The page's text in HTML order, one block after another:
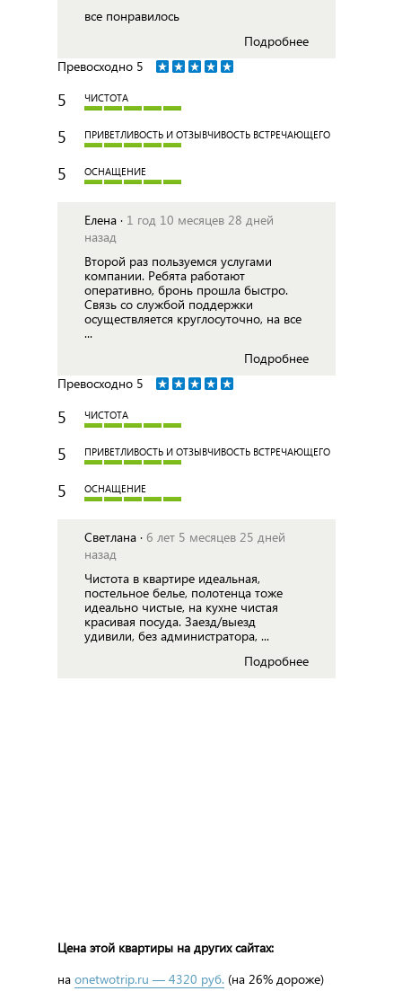
все понравилось
Подробнее
Превосходно 5
5 ЧИСТОТА
5 ПРИВЕТЛИВОСТЬ И ОТЗЫВЧИВОСТЬ ВСТРЕЧАЮЩЕГО
5 ОСНАЩЕНИЕ
Елена · 1 год 10 месяцев 28 дней
назад
Второй раз пользуемся услугами
компании. Ребята работают
оперативно, бронь прошла быстро.
Связь со службой поддержки
осуществляется круглосуточно, на все
...
Подробнее
Превосходно 5
5 ЧИСТОТА
5 ПРИВЕТЛИВОСТЬ И ОТЗЫВЧИВОСТЬ ВСТРЕЧАЮЩЕГО
5 ОСНАЩЕНИЕ
Светлана · 6 лет 5 месяцев 25 дней
назад
Чистота в квартире идеальная,
постельное белье, полотенца тоже
идеально чистые, на кухне чистая
красивая посуда. Заезд/выезд
удивили, без администратора, ...
Подробнее
Цена этой квартиры на других сайтах:
на onetwotrip.ru — 4320 руб. (на 26% дороже)